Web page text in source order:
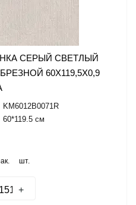
СЕРЫЙ СВЕТЛЫЙ
60X119,5X0,9
KM6012B0071R
60*119.5 см
шт.
+